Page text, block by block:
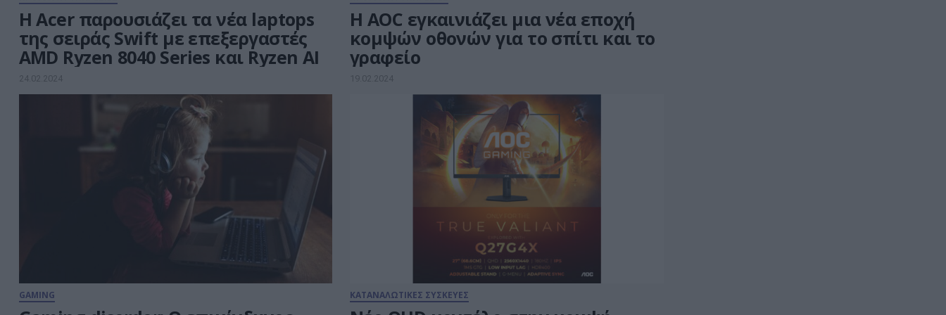
Η Acer παρουσιάζει τα νέα laptops
της σειράς Swift με επεξεργαστές
AMD Ryzen 8040 Series και Ryzen AI
24.02.2024
Η AOC εγκαινιάζει μια νέα εποχή
κομψών οθονών για το σπίτι και το
γραφείο
19.02.2024
GAMING ΚΑΤΑΝΑΛΩΤΙΚΕΣ ΣΥΣΚΕΥΕΣ